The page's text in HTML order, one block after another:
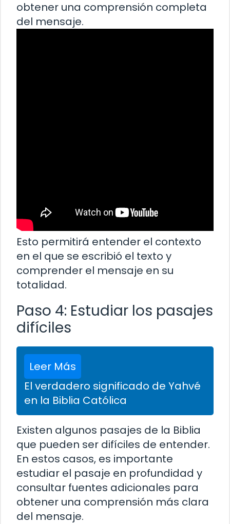
obtener una comprensión completa
del mensaje.
Esto permitirá entender el contexto
en el que se escribió el texto y
comprender el mensaje en su
totalidad.
Paso 4: Estudiar los pasajes
difíciles
Leer Más
El verdadero significado de Yahvé
en la Biblia Católica
Existen algunos pasajes de la Biblia
que pueden ser difíciles de entender.
En estos casos, es importante
estudiar el pasaje en profundidad y
consultar fuentes adicionales para
obtener una comprensión más clara
del mensaje.